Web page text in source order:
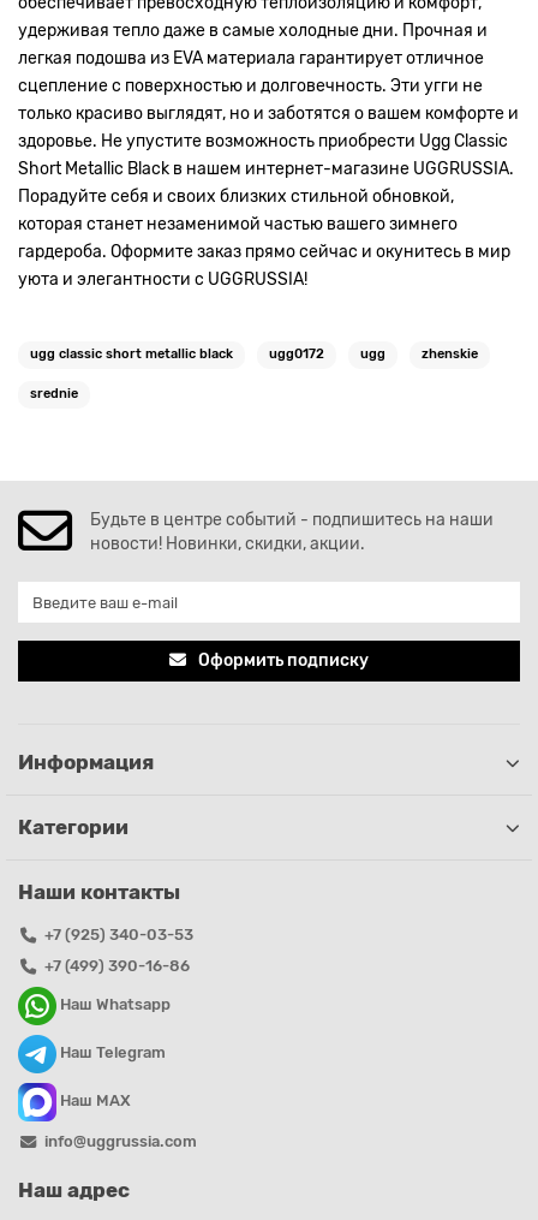
удерживая тепло даже в самые холодные дни. Прочная и
легкая подошва из EVA материала гарантирует отличное
сцепление с поверхностью и долговечность. Эти угги не
только красиво выглядят, но и заботятся о вашем комфорте и
здоровье. Не упустите возможность приобрести Ugg Classic
Short Metallic Black в нашем интернет-магазине UGGRUSSIA.
Порадуйте себя и своих близких стильной обновкой,
которая станет незаменимой частью вашего зимнего
гардероба. Оформите заказ прямо сейчас и окунитесь в мир
уюта и элегантности с UGGRUSSIA!
ugg classic short metallic black ugg0172 ugg zhenskie
srednie
Будьте в центре событий - подпишитесь на наши
новости! Новинки, скидки, акции.
Оформить подписку
Информация
Категории
Наши контакты
+7 (925) 340-03-53
+7 (499) 390-16-86
Наш Whatsapp
Наш Telegram
Наш MAX
info@uggrussia.com
Наш адрес